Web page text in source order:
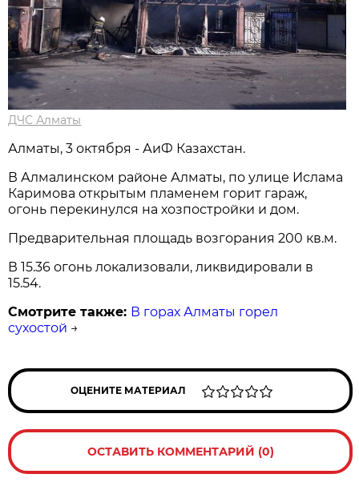
ДЧС Алматы
Алматы, 3 октября - АиФ Казахстан.
В Алмалинском районе Алматы, по улице Ислама
Каримова открытым пламенем горит гараж,
огонь перекинулся на хозпостройки и дом.
Предварительная площадь возгорания 200 кв.м.
В 15.36 огонь локализовали, ликвидировали в
15.54.
Смотрите также: В горах Алматы горел
сухостой →
ОЦЕНИТЕ МАТЕРИАЛ
ОСТАВИТЬ КОММЕНТАРИЙ (0)